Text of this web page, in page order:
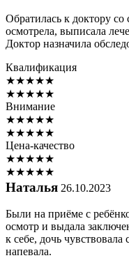
Обратилась к доктору
осмотрела, выписала
Доктор назначила
Квалификация
★★★★★
★★★★★
Внимание
★★★★★
★★★★★
Цена-качество
★★★★★
★★★★★
Наталья 26.10.2023
Были на приёме с
осмотр и выдала
к себе, дочь
напевала.